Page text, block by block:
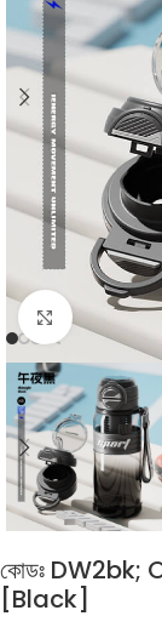
Click to
কোডঃ
[Black]